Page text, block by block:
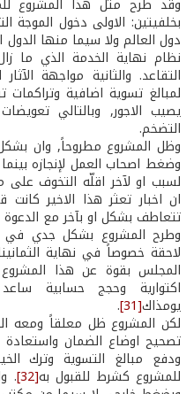
وقد طرح مثل هذا المشروع
بخلفيتين: الاولى دخول
دول العالم ولا سيما منها الدول
نظام نهاية الخدمة الذي ما
التقاعد. والثانية مواجهة
لمبالغ تسوية اضافية
يصيب الاجور, وبالتالي
التضخم.
وظل المشروع مطروحاً, وان
وضغط اصحاب العمل لإنجازه
لسبب او لآخر اقلّه التخوف
ان اخبار تعثر هذا الاخير
تتعاطف بشكل او بآخر مع الدعوة
وطرح المشروع بشكل جدي في
لاحقة خصوصاً في نهاية
المجلس بقوة عن هذا المشروع
اكتوارية وحجج حسابية
يومذاك[31]
.
لكن المشروع ظل معلقاً ومعه
تصحيح اوضاع الضمان
ودفع مبالغ التسوية وترك
للمشروع كشرط للقبول به[32]
.